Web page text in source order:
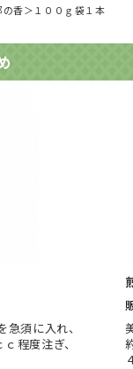
香＞１００ｇ袋１本
須に入れ、
程度注ぎ、